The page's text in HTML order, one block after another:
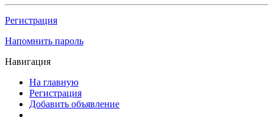
Регистрация
Напомнить пароль
Навигация
На главную
Регистрация
Добавить объявление